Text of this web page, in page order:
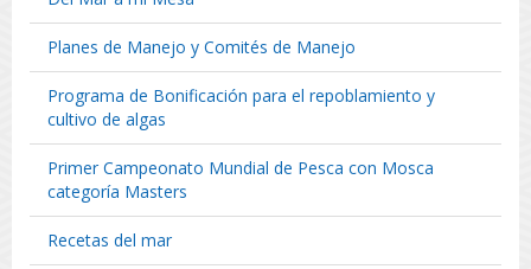
Planes de Manejo y Comités de Manejo
Programa de Bonificación para el repoblamiento y
cultivo de algas
Primer Campeonato Mundial de Pesca con Mosca
categoría Masters
Recetas del mar